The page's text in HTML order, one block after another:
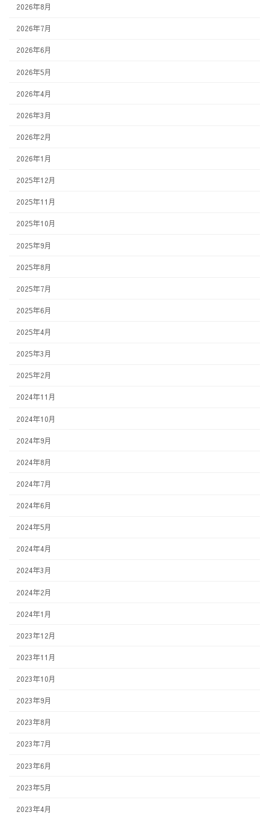
2026年8月
2026年7月
2026年6月
2026年5月
2026年4月
2026年3月
2026年2月
2026年1月
2025年12月
2025年11月
2025年10月
2025年9月
2025年8月
2025年7月
2025年6月
2025年4月
2025年3月
2025年2月
2024年11月
2024年10月
2024年9月
2024年8月
2024年7月
2024年6月
2024年5月
2024年4月
2024年3月
2024年2月
2024年1月
2023年12月
2023年11月
2023年10月
2023年9月
2023年8月
2023年7月
2023年6月
2023年5月
2023年4月